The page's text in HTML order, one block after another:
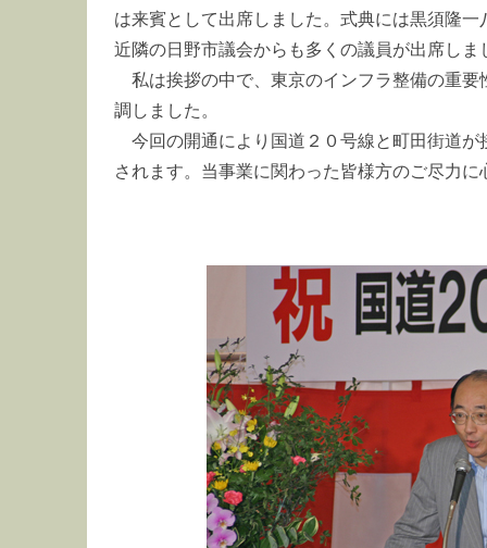
は来賓として出席しました。式典には黒須隆
近隣の日野市議会からも多くの議員が出席しま
私は挨拶の中で、東京のインフラ整備の重要
調しました。
今回の開通により国道２０号線と町田街道が
されます。当事業に関わった皆様方のご